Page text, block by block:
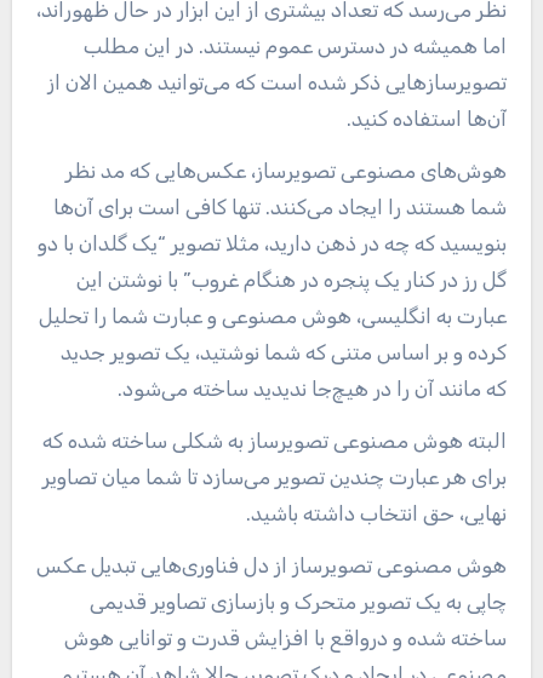
نظر می‌رسد که تعداد بیشتری از این ابزار در حال ظهوراند،
اما همیشه در دسترس عموم نیستند. در این مطلب
تصویرسازهایی ذکر شده است که می‌توانید همین الان از
آن‌ها استفاده کنید.
هوش‌های مصنوعی تصویرساز، عکس‌هایی که مد نظر
شما هستند را ایجاد می‌کنند. تنها کافی است برای آن‌ها
بنویسید که چه در ذهن دارید، مثلا تصویر “یک گلدان با دو
گل رز در کنار یک پنجره در هنگام غروب” با نوشتن این
عبارت به انگلیسی، هوش مصنوعی و عبارت شما را تحلیل
کرده و بر اساس متنی که شما نوشتید، یک تصویر جدید
که مانند آن را در هیچ‌جا ندیدید ساخته می‌شود.
البته هوش مصنوعی تصویرساز به شکلی ساخته شده که
برای هر عبارت چندین تصویر می‌سازد تا شما میان تصاویر
نهایی، حق انتخاب داشته باشید.
هوش مصنوعی تصویرساز از دل فناوری‌هایی تبدیل عکس
چاپی به یک تصویر متحرک و بازسازی تصاویر قدیمی
ساخته شده و درواقع با افزایش قدرت و توانایی هوش